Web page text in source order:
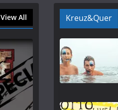
View All Kreuz&Quer